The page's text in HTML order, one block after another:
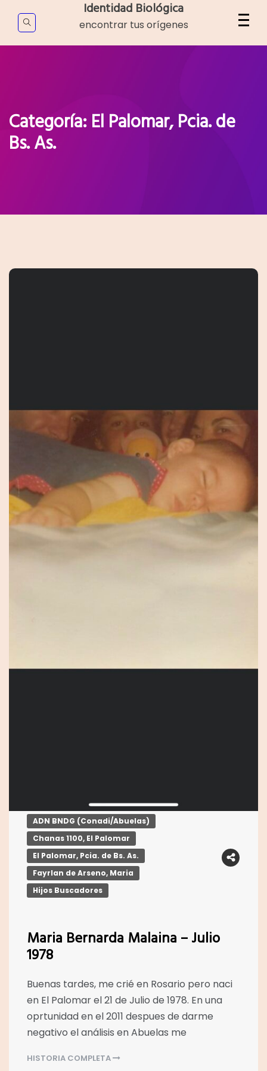
content
Identidad Biológica
encontrar tus orígenes
Categoría:El Palomar, Pcia. de
Bs. As.
ADN BNDG (Conadi/Abuelas)
Chanas 1100, El Palomar
El Palomar, Pcia. de Bs. As.
Fayrlan de Arseno, Maria
Hijos Buscadores
Maria Bernarda Malaina – Julio
1978
Buenas tardes, me crié en Rosario pero naci
en El Palomar el 21 de Julio de 1978. En una
oprtunidad en el 2011 despues de darme
negativo el análisis en Abuelas me
HISTORIA COMPLETA